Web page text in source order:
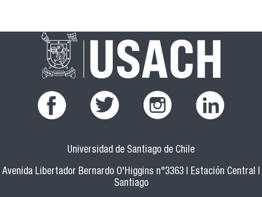
Universidad de Santiago de Chile
Avenida Libertador Bernardo O'Higgins n°3363 | Estación Central |
Santiago